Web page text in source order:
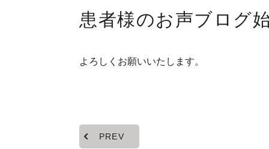
患者様のお声ブログ
よろしくお願いいたします。
PREV